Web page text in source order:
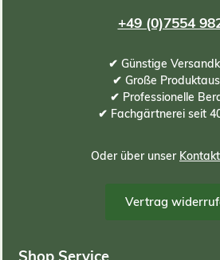
+49 (0)7554
✔ Günstige
✔ Große
✔ Professionelle
✔ Fachgärtnerei seit
Oder über unser
Vertrag
Shop Service